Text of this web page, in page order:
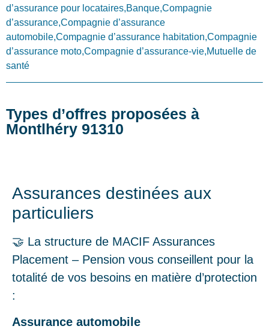
d’assurance pour locataires,Banque,Compagnie
d’assurance,Compagnie d’assurance
automobile,Compagnie d’assurance habitation,Compagnie
d’assurance moto,Compagnie d’assurance-vie,Mutuelle de
santé
Types d’offres proposées à
Montlhéry 91310
Assurances destinées aux
particuliers
🤝 La structure de MACIF Assurances
Placement – Pension vous conseillent pour la
totalité de vos besoins en matière d’protection
:
Assurance automobile